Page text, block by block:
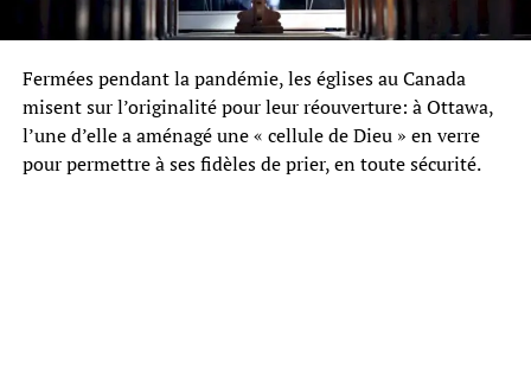
Fermées pendant la pandémie, les églises au Canada
misent sur l’originalité pour leur réouverture: à Ottawa,
l’une d’elle a aménagé une « cellule de Dieu » en verre
pour permettre à ses fidèles de prier, en toute sécurité.